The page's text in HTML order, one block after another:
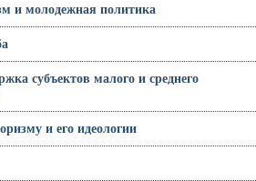
и молодежная политика
субъектов малого и среднего
и его идеологии